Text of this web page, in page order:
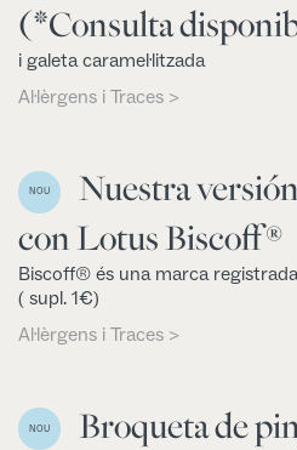
(*Consulta
i galeta caramel·litzada
Al·lèrgens i Traces >
NOU
Nuestra
con Lotus Biscoff®
Biscoff® és una marca
( supl. 1€)
Al·lèrgens i Traces >
NOU
Broqueta de